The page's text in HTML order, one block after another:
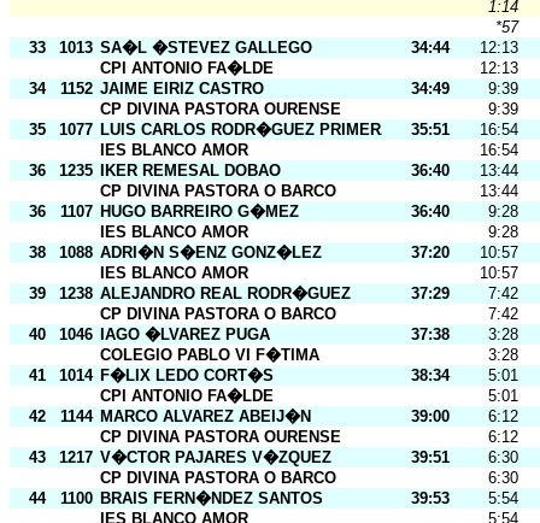
1:14
*57
33
1013 SA�L �STEVEZ GALLEGO 34:44
12:13
CPI ANTONIO FA�LDE
12:13
34
1152 JAIME EIRIZ CASTRO 34:49
9:39
CP DIVINA PASTORA OURENSE
9:39
35
1077 LUIS CARLOS RODR�GUEZ PRIMERA 35:51
16:54
IES BLANCO AMOR
16:54
36
1235 IKER REMESAL DOBAO 36:40
13:44
CP DIVINA PASTORA O BARCO
13:44
36
1107 HUGO BARREIRO G�MEZ 36:40
9:28
IES BLANCO AMOR
9:28
38
1088 ADRI�N S�ENZ GONZ�LEZ 37:20
10:57
IES BLANCO AMOR
10:57
39
1238 ALEJANDRO REAL RODR�GUEZ 37:29
7:42
CP DIVINA PASTORA O BARCO
7:42
40
1046 IAGO �LVAREZ PUGA 37:38
3:28
COLEGIO PABLO VI F�TIMA
3:28
41
1014 F�LIX LEDO CORT�S 38:34
5:01
CPI ANTONIO FA�LDE
5:01
42
1144 MARCO ALVAREZ ABEIJ�N 39:00
6:12
CP DIVINA PASTORA OURENSE
6:12
43
1217 V�CTOR PAJARES V�ZQUEZ 39:51
6:30
CP DIVINA PASTORA O BARCO
6:30
44
1100 BRAIS FERN�NDEZ SANTOS 39:53
5:54
IES BLANCO AMOR
5:54